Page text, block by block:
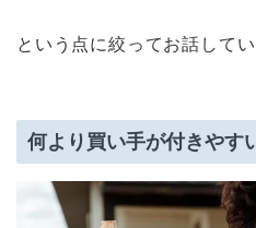
という点に絞ってお話して
何より買い手が付きやす